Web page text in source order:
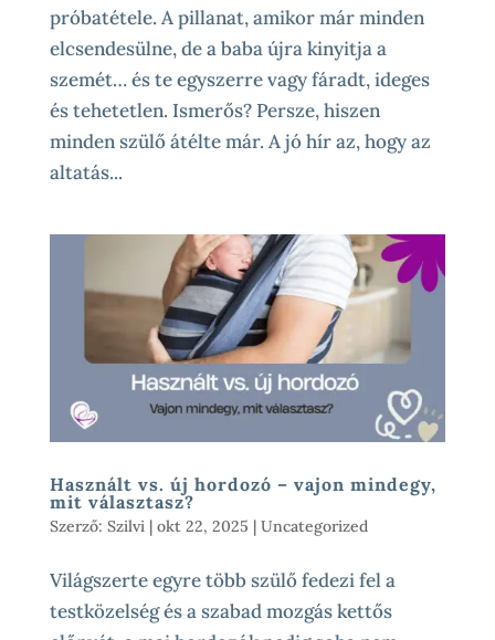
próbatétele. A pillanat, amikor már minden
elcsendesülne, de a baba újra kinyitja a
szemét… és te egyszerre vagy fáradt, ideges
és tehetetlen. Ismerős? Persze, hiszen
minden szülő átélte már. A jó hír az, hogy az
altatás...
Használt vs. új hordozó – vajon mindegy,
mit választasz?
Szerző: Szilvi| okt 22, 2025 | Uncategorized
Világszerte egyre több szülő fedezi fel a
testközelség és a szabad mozgás kettős